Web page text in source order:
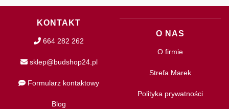
KONTAKT
664 282 262
sklep@budshop24.pl
Formularz kontaktowy
Blog
O NAS
O firmie
Strefa Marek
Polityka prywatności